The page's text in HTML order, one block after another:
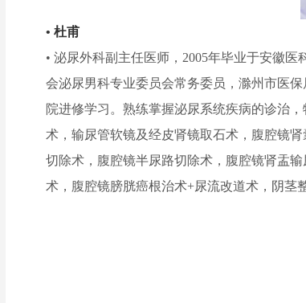
• 杜甫
• 泌尿外科副主任医师， 2005年毕业于安徽医
会泌尿男科专业委员会常务委员，滁州市医
院进修学习。熟练掌握泌尿系统疾病的诊治
术，输尿管软镜及经皮肾镜取石术，腹腔镜
切除术，腹腔镜半尿路切除术，腹腔镜肾盂
术，腹腔镜膀胱癌根治术+尿流改道术，阴茎